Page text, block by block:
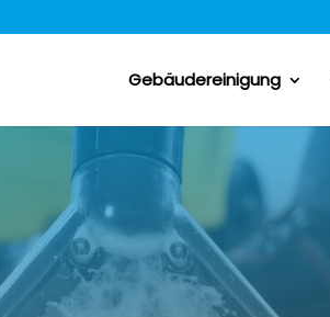
Gebäudereinigung